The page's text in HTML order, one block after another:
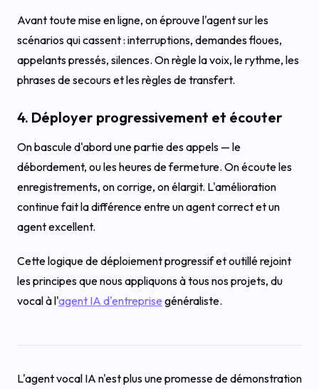
Avant toute mise en ligne, on éprouve l'agent sur les
scénarios qui cassent : interruptions, demandes floues,
appelants pressés, silences. On règle la voix, le rythme, les
phrases de secours et les règles de transfert.
4. Déployer progressivement et écouter
On bascule d'abord une partie des appels — le
débordement, ou les heures de fermeture. On écoute les
enregistrements, on corrige, on élargit. L'amélioration
continue fait la différence entre un agent correct et un
agent excellent.
Cette logique de déploiement progressif et outillé rejoint
les principes que nous appliquons à tous nos projets, du
vocal à l'agent IA d'entreprise généraliste.
L'agent vocal IA n'est plus une promesse de démonstration